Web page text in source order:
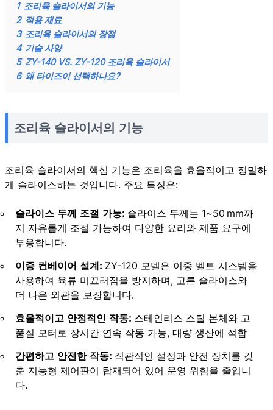
1 조리육 슬라이서의 기능
2 적용 재료
3 조리육 슬라이서의 장점
4 기술 사양
5 ZY-140 VS. ZY-120 조리육 슬라이서
6 왜 타이즈이 선택하나요?
조리육 슬라이서의 기능
조리육 슬라이서의 핵심 기능은 조리육을 효율적이고 정밀하
게 슬라이스하는 것입니다. 주요 특징은:
슬라이스 두께 조절 가능: 슬라이스 두께는 1~50 mm까
지 자유롭게 조절 가능하여 다양한 요리와 제품 요구에
부응합니다.
이중 컨베이어 설계: ZY-120 모델은 이중 벨트 시스템을
사용하여 육류 미끄러짐을 방지하며, 고른 슬라이스와
더 나은 외관을 보장합니다.
효율적이고 안정적인 작동: 스테인리스 스틸 본체와 고
품질 모터로 장시간 연속 작동 가능, 대량 생산에 적합
간편하고 안전한 작동: 직관적인 설정과 안전 장치를 갖
춘 지능형 제어판이 탑재되어 있어 운영 위험을 줄입니
다.